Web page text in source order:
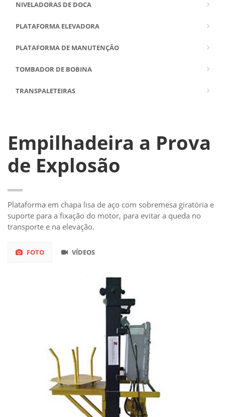
NIVELADORAS DE DOCA
PLATAFORMA ELEVADORA
PLATAFORMA DE MANUTENÇÃO
TOMBADOR DE BOBINA
TRANSPALETEIRAS
Empilhadeira a Prova
de Explosão
Plataforma em chapa lisa de aço com sobremesa giratória e
suporte para a fixação do motor, para evitar a queda no
transporte e na elevação.
FOTO VÍDEOS